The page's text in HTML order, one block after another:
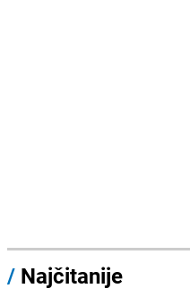
/ Najčitanije